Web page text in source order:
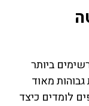
ביותר
מאוד
לומדים כיצד